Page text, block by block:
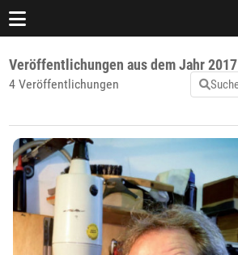
Veröffentlichungen aus dem Jahr 2017
4 Veröffentlichungen